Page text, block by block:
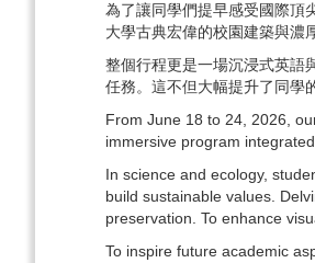
為了讓同學們提早感受國際頂
大學古典宏偉的校園建築與濃
整個行程更是一場沉浸式英語
任務。這不但大幅提升了同學
From June 18 to 24, 2026,
immersive program
In science and ecology,
build sustainable values.
preservation. To enhance
To inspire future academic